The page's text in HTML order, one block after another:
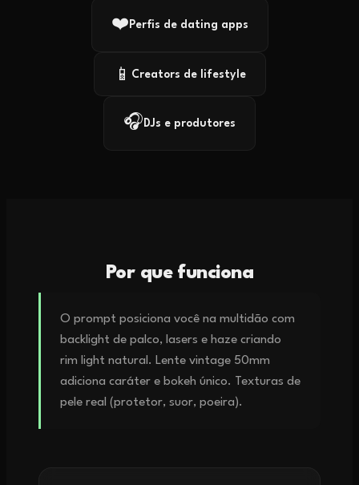
❤️ Perfis de dating apps
📱 Creators de lifestyle
🎧 DJs e produtores
Por que funciona
O prompt posiciona você na multidão com
backlight de palco, lasers e haze criando
rim light natural. Lente vintage 50mm
adiciona caráter e bokeh único. Texturas de
pele real (protetor, suor, poeira).